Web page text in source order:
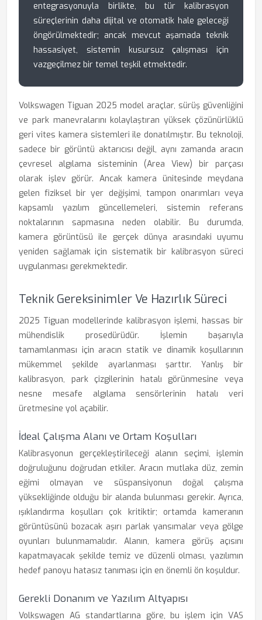
entegrasyonuyla birlikte, bu tür kalibrasyon
süreçlerinin daha dijital ve otomatik hale geleceği
öngörülmektedir; ancak mevcut aşamada teknik
hassasiyet, sistemin kusursuz çalışması için
vazgeçilmez bir temel teşkil etmektedir.
Volkswagen Tiguan 2025 model araçlar, sürüş güvenliğini
ve park manevralarını kolaylaştıran yüksek çözünürlüklü
geri vites kamera sistemleri ile donatılmıştır. Bu teknoloji,
sadece bir görüntü aktarıcısı değil, aynı zamanda aracın
çevresel algılama sisteminin (Area View) bir parçası
olarak işlev görür. Ancak kamera ünitesinde meydana
gelen fiziksel bir yer değişimi, tampon onarımları veya
kapsamlı yazılım güncellemeleri, sistemin referans
noktalarının sapmasına neden olabilir. Bu durumda,
kamera görüntüsü ile gerçek dünya arasındaki uyumu
yeniden sağlamak için sistematik bir kalibrasyon süreci
uygulanması gerekmektedir.
Teknik Gereksinimler Ve Hazırlık Süreci
2025 Tiguan modellerinde kalibrasyon işlemi, hassas bir
mühendislik prosedürüdür. İşlemin başarıyla
tamamlanması için aracın statik ve dinamik koşullarının
mükemmel şekilde ayarlanması şarttır. Yanlış bir
kalibrasyon, park çizgilerinin hatalı görünmesine veya
nesne mesafe algılama sensörlerinin hatalı veri
üretmesine yol açabilir.
İdeal Çalışma Alanı ve Ortam Koşulları
Kalibrasyonun gerçekleştirileceği alanın seçimi, işlemin
doğruluğunu doğrudan etkiler. Aracın mutlaka düz, zemin
eğimi olmayan ve süspansiyonun doğal çalışma
yüksekliğinde olduğu bir alanda bulunması gerekir. Ayrıca,
ışıklandırma koşulları çok kritiktir; ortamda kameranın
görüntüsünü bozacak aşırı parlak yansımalar veya gölge
oyunları bulunmamalıdır. Alanın, kamera görüş açısını
kapatmayacak şekilde temiz ve düzenli olması, yazılımın
hedef panoyu hatasız tanıması için en önemli ön koşuldur.
Gerekli Donanım ve Yazılım Altyapısı
Volkswagen AG standartlarına göre, bu işlem için VAS